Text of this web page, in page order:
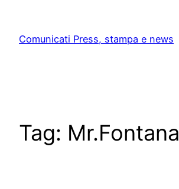
content
Comunicati Press, stampa e news
Tag: Mr.Fontana